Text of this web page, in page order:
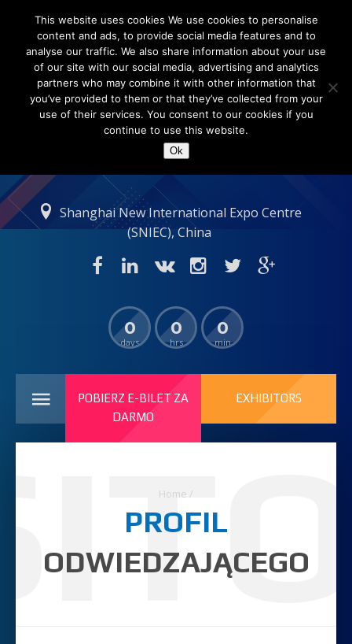
Shanghai New International Expo Centre
(SNIEC), China
0
days
0
hrs
0
min
POBIERZ E-BILET ZA
DARMO
EXHIBITORS
Home /
PROFIL
ODWIEDZAJĄCEGO
This website uses cookies We use cookies to personalise
content and ads, to provide social media features and to
analyse our traffic. We also share information about your use
of our site with our social media, advertising and analytics
partners who may combine it with other information that
you’ve provided to them or that they’ve collected from your
use of their services. You consent to our cookies if you
continue to use this website.
Ok